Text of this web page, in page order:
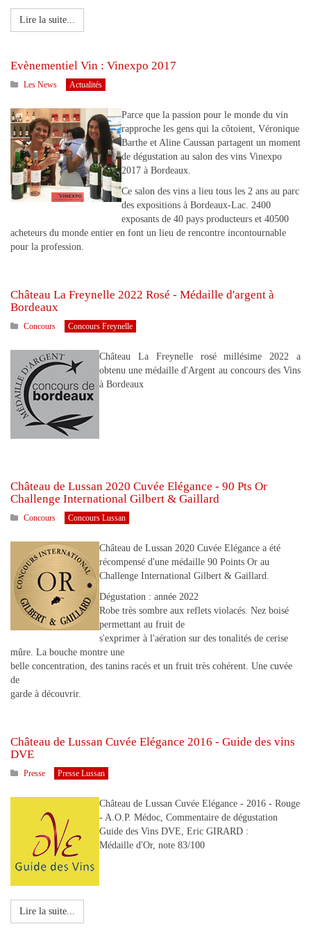
Lire la suite...
Evènementiel Vin : Vinexpo 2017
Les News Actualités
Parce que la passion pour le monde du vin
rapproche les gens qui la côtoient, Véronique
Barthe et Aline Caussan partagent un moment
de dégustation au salon des vins Vinexpo
2017 à Bordeaux.
Ce salon des vins a lieu tous les 2 ans au parc
des expositions à Bordeaux-Lac. 2400
exposants de 40 pays producteurs et 40500
acheteurs du monde entier en font un lieu de rencontre incontournable
pour la profession.
Château La Freynelle 2022 Rosé - Médaille d'argent à
Bordeaux
Concours Concours Freynelle
Château La Freynelle rosé millésime 2022 a
obtenu une médaille d'Argent au concours des Vins
à Bordeaux
Château de Lussan 2020 Cuvée Elégance - 90 Pts Or
Challenge International Gilbert & Gaillard
Concours Concours Lussan
Château de Lussan 2020 Cuvée Elégance a été
récompensé d'une médaille 90 Points Or au
Challenge International Gilbert & Gaillard.
Dégustation : année 2022
Robe très sombre aux reflets violacés. Nez boisé
permettant au fruit de
s'exprimer à l'aération sur des tonalités de cerise
mûre. La bouche montre une
belle concentration, des tanins racés et un fruit très cohérent. Une cuvée
de
garde à découvrir.
Château de Lussan Cuvée Elégance 2016 - Guide des vins
DVE
Presse Presse Lussan
Château de Lussan Cuvée Elégance - 2016 - Rouge
- A.O.P. Médoc, Commentaire de dégustation
Guide des Vins DVE, Eric GIRARD :
Médaille d'Or, note 83/100
Lire la suite...